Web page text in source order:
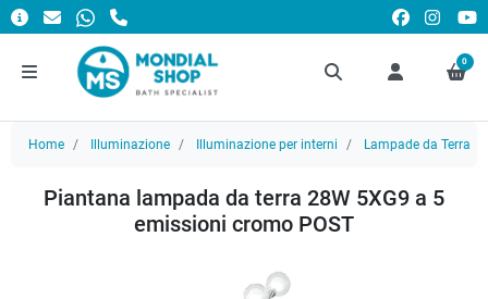
0
Home Illuminazione Illuminazione per interni Lampade da Terra
Piantana lampada da terra 28W 5XG9 a 5
emissioni cromo POST